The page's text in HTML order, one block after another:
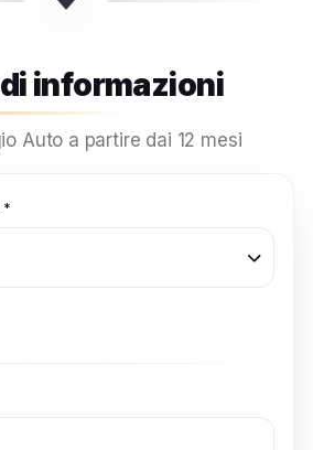
informazioni
Auto a partire dai 12 mesi
*